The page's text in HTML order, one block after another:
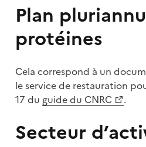
Plan
protéines
Cela correspond à un
le service de restauration
17 du guide du CNRC .
Secteur